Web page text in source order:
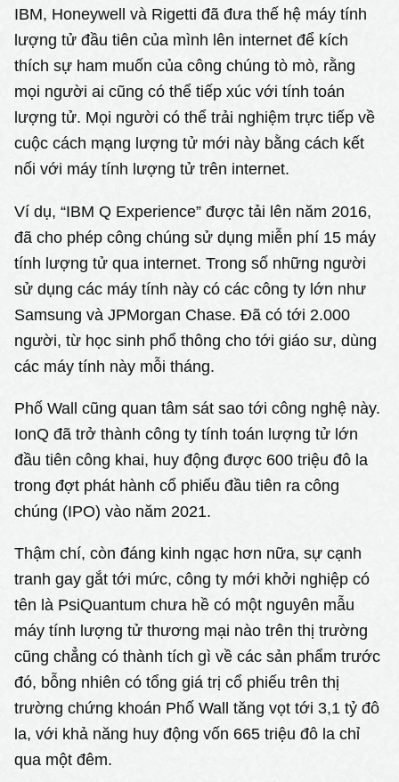
IBM, Honeywell và Rigetti đã đưa thế hệ máy tính
lượng tử đầu tiên của mình lên internet để kích
thích sự ham muốn của công chúng tò mò, rằng
mọi người ai cũng có thể tiếp xúc với tính toán
lượng tử. Mọi người có thể trải nghiệm trực tiếp về
cuộc cách mạng lượng tử mới này bằng cách kết
nối với máy tính lượng tử trên internet.
Ví dụ, “IBM Q Experience” được tải lên năm 2016,
đã cho phép công chúng sử dụng miễn phí 15 máy
tính lượng tử qua internet. Trong số những người
sử dụng các máy tính này có các công ty lớn như
Samsung và JPMorgan Chase. Đã có tới 2.000
người, từ học sinh phổ thông cho tới giáo sư, dùng
các máy tính này mỗi tháng.
Phố Wall cũng quan tâm sát sao tới công nghệ này.
IonQ đã trở thành công ty tính toán lượng tử lớn
đầu tiên công khai, huy động được 600 triệu đô la
trong đợt phát hành cổ phiếu đầu tiên ra công
chúng (IPO) vào năm 2021.
Thậm chí, còn đáng kinh ngạc hơn nữa, sự cạnh
tranh gay gắt tới mức, công ty mới khởi nghiệp có
tên là PsiQuantum chưa hề có một nguyên mẫu
máy tính lượng tử thương mại nào trên thị trường
cũng chẳng có thành tích gì về các sản phẩm trước
đó, bỗng nhiên có tổng giá trị cổ phiếu trên thị
trường chứng khoán Phố Wall tăng vọt tới 3,1 tỷ đô
la, với khả năng huy động vốn 665 triệu đô la chỉ
qua một đêm.